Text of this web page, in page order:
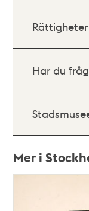
Rättigheter
Har du
Mer i